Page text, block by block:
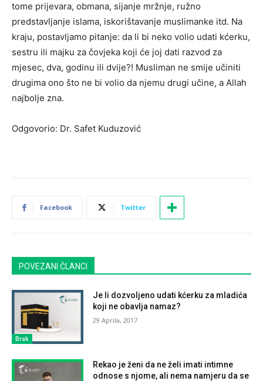
tome prijevara, obmana, sijanje mržnje, ružno
predstavljanje islama, iskorištavanje muslimanke itd. Na
kraju, postavljamo pitanje: da li bi neko volio udati kćerku,
sestru ili majku za čovjeka koji će joj dati razvod za
mjesec, dva, godinu ili dvije?! Musliman ne smije učiniti
drugima ono što ne bi volio da njemu drugi učine, a Allah
najbolje zna.
Odgovorio: Dr. Safet Kuduzović
Facebook Twitter
POVEZANI ČLANCI
Brak
Je li dozvoljeno udati kćerku za mladića
koji ne obavlja namaz?
29 Aprila, 2017
Rekao je ženi da ne želi imati intimne
odnose s njome, ali nema namjeru da se